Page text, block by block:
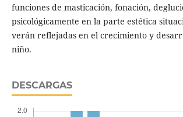
funciones de masticación, fonación,
psicológicamente en la parte estética
verán reflejadas en el crecimiento y
niño.
DESCARGAS